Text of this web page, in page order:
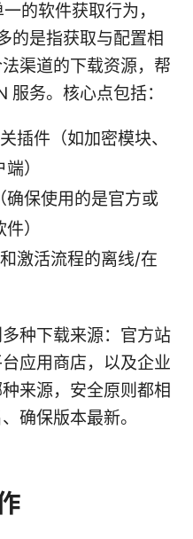
的软件获取行为，
的是指获取与配置相
渠道的下载资源，帮
服务。核心点包括：
插件（如加密模块、
）
确保使用的是官方或
）
激活流程的离线/在
种下载来源：官方站
应用商店，以及企业
来源，安全原则都相
确保版本最新。